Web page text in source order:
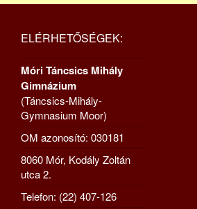
ELÉRHETŐSÉGEK:
Móri Táncsics Mihály
Gimnázium
(Táncsics-Mihály-
Gymnasium Moor)
OM azonosító: 030181
8060 Mór, Kodály Zoltán
utca 2.
Telefon: (22) 407-126